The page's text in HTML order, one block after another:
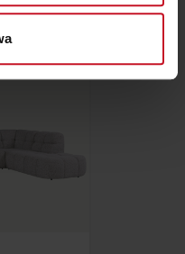
jak Twoje osobiste
własne preferencje w
w dowolnej chwili.
partnerom